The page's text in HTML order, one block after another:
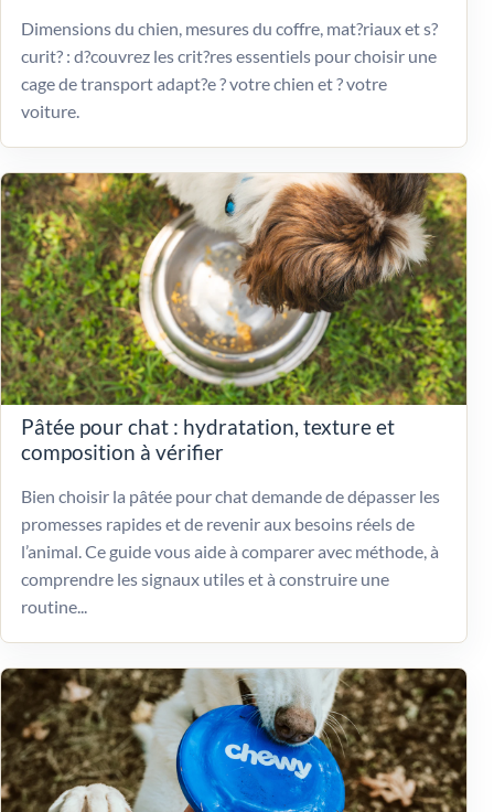
Dimensions du chien, mesures du coffre, mat?riaux et s?
curit? : d?couvrez les crit?res essentiels pour choisir une
cage de transport adapt?e ? votre chien et ? votre
voiture.
Pâtée pour chat : hydratation, texture et
composition à vérifier
Bien choisir la pâtée pour chat demande de dépasser les
promesses rapides et de revenir aux besoins réels de
l’animal. Ce guide vous aide à comparer avec méthode, à
comprendre les signaux utiles et à construire une
routine...